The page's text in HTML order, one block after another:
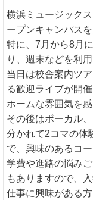
横浜ミュージック
ープンキャンパス
特に、7月から8月
り、週末などを利
当日は校舎案内ツ
る歓迎ライブが開
ホームな雰囲気を
その後はボーカル
分かれて2コマの体
で、興味のあるコ
学費や進路の悩み
もありますので、
仕事に興味がある